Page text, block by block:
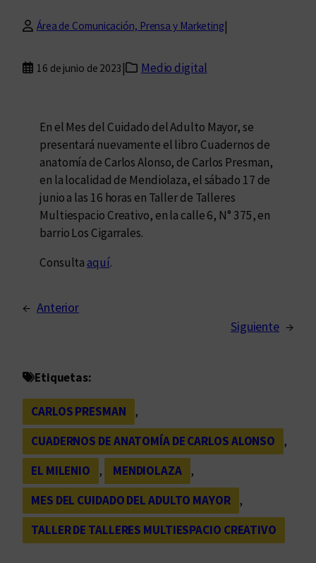
Área de Comunicación, Prensa y Marketing|
16 de junio de 2023 | Medio digital
En el Mes del Cuidado del Adulto Mayor, se
presentará nuevamente el libro Cuadernos de
anatomía de Carlos Alonso, de Carlos Presman,
en la localidad de Mendiolaza, el sábado 17 de
junio a las 16 horas en Taller de Talleres
Multiespacio Creativo, en la calle 6, N° 375, en
barrio Los Cigarrales.
Consulta aquí.
← Anterior
Siguiente →
Etiquetas:
CARLOS PRESMAN
,
CUADERNOS DE ANATOMÍA DE CARLOS ALONSO
,
EL MILENIO
, MENDIOLAZA
,
MES DEL CUIDADO DEL ADULTO MAYOR
,
TALLER DE TALLERES MULTIESPACIO CREATIVO